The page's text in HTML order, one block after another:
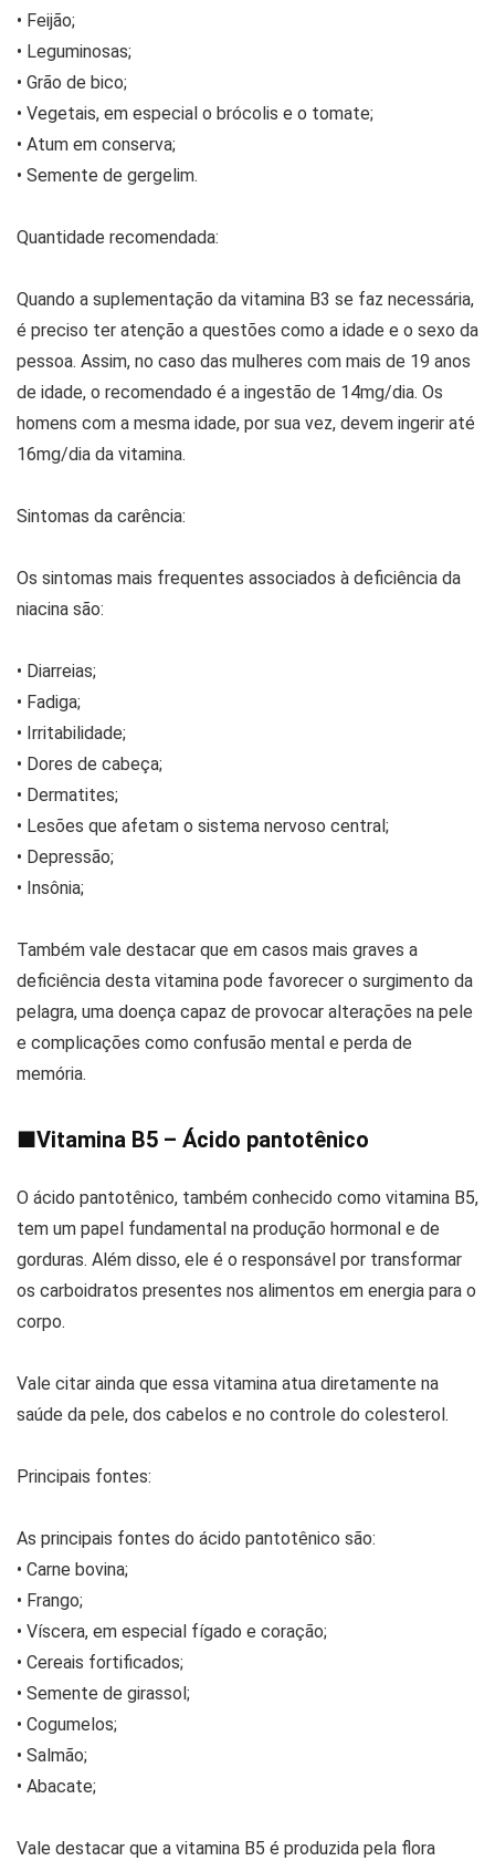
• Feijão;
• Leguminosas;
• Grão de bico;
• Vegetais, em especial o brócolis e o tomate;
• Atum em conserva;
• Semente de gergelim.
Quantidade recomendada:
Quando a suplementação da vitamina B3 se faz necessária,
é preciso ter atenção a questões como a idade e o sexo da
pessoa. Assim, no caso das mulheres com mais de 19 anos
de idade, o recomendado é a ingestão de 14mg/dia. Os
homens com a mesma idade, por sua vez, devem ingerir até
16mg/dia da vitamina.
Sintomas da carência:
Os sintomas mais frequentes associados à deficiência da
niacina são:
• Diarreias;
• Fadiga;
• Irritabilidade;
• Dores de cabeça;
• Dermatites;
• Lesões que afetam o sistema nervoso central;
• Depressão;
• Insônia;
Também vale destacar que em casos mais graves a
deficiência desta vitamina pode favorecer o surgimento da
pelagra, uma doença capaz de provocar alterações na pele
e complicações como confusão mental e perda de
memória.
■Vitamina B5 – Ácido pantotênico
O ácido pantotênico, também conhecido como vitamina B5,
tem um papel fundamental na produção hormonal e de
gorduras. Além disso, ele é o responsável por transformar
os carboidratos presentes nos alimentos em energia para o
corpo.
Vale citar ainda que essa vitamina atua diretamente na
saúde da pele, dos cabelos e no controle do colesterol.
Principais fontes:
As principais fontes do ácido pantotênico são:
• Carne bovina;
• Frango;
• Víscera, em especial fígado e coração;
• Cereais fortificados;
• Semente de girassol;
• Cogumelos;
• Salmão;
• Abacate;
Vale destacar que a vitamina B5 é produzida pela flora